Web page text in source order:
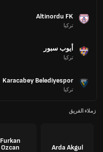
Altinordu FK
تركيا
أيوب سبور
تركيا
Karacabey Belediyespor
تركيا
زملاء الفريق
Arda Akgul
Furkan
Ozcan